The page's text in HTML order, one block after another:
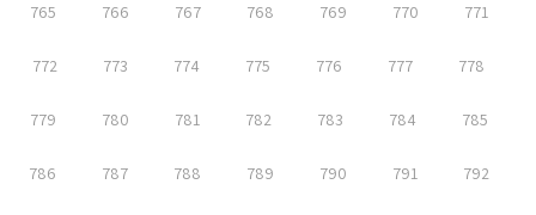
765 766 767 768 769 770 771
772 773 774 775 776 777 778
779 780 781 782 783 784 785
786 787 788 789 790 791 792